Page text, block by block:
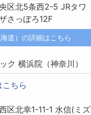
区北5条西2-5 JRタワ
さっぽろ12F
道）の詳細はこちら
ク 横浜院（神奈川）
ちら
区北幸1-11-1 水信(ミズ